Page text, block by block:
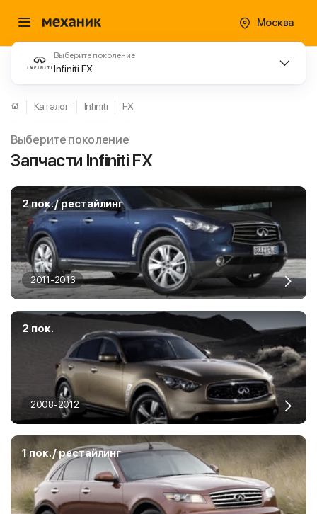
Москва
Выберите поколение
Infiniti FX
Каталог Infiniti FX
Выберите поколение
Запчасти Infiniti FX
2 пок. / рестайлинг
2011-2013
2 пок.
2008-2012
1 пок. / рестайлинг